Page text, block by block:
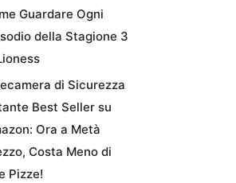
Guardare Ogni
della Stagione 3
di Sicurezza
Best Seller su
Ora a Metà
Costa Meno di
Pizze!